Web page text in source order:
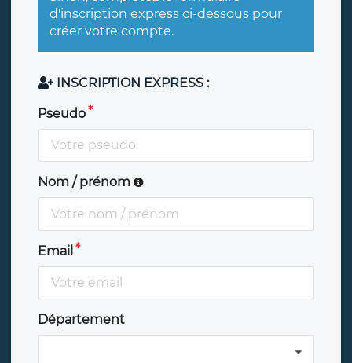
d'inscription express ci-dessous pour
créer votre compte.
INSCRIPTION EXPRESS :
Pseudo
Nom / prénom
Email
Département